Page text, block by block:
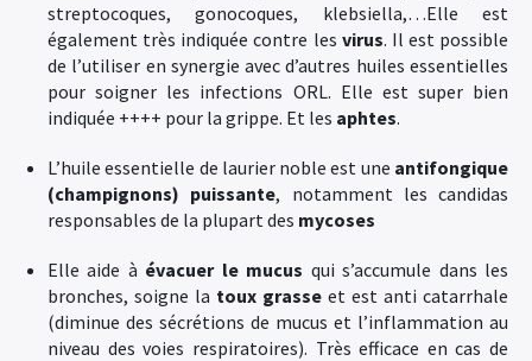
streptocoques, gonocoques, klebsiella,…Elle est
également très indiquée contre les virus. Il est possible
de l’utiliser en synergie avec d’autres huiles essentielles
pour soigner les infections ORL. Elle est super bien
indiquée ++++ pour la grippe. Et les aphtes.
L’huile essentielle de laurier noble est une antifongique
(champignons) puissante, notamment les candidas
responsables de la plupart des mycoses
Elle aide à évacuer le mucus qui s’accumule dans les
bronches, soigne la toux grasse et est anti catarrhale
(diminue des sécrétions de mucus et l’inflammation au
niveau des voies respiratoires). Très efficace en cas de